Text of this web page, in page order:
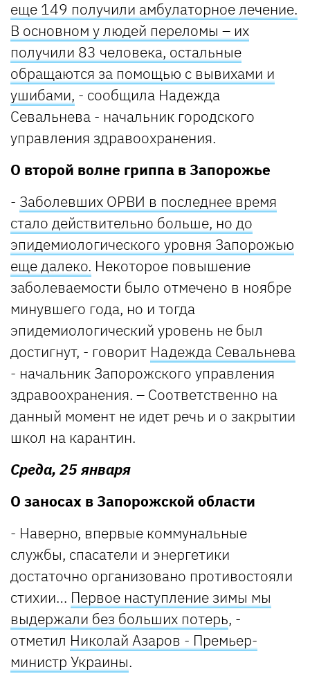
еще 149 получили амбулаторное лечение.
В основном у людей переломы – их
получили 83 человека, остальные
обращаются за помощью с вывихами и
ушибами, - сообщила Надежда
Севальнева - начальник городского
управления здравоохранения.
О второй волне гриппа в Запорожье
- Заболевших ОРВИ в последнее время
стало действительно больше, но до
эпидемиологического уровня Запорожью
еще далеко. Некоторое повышение
заболеваемости было отмечено в ноябре
минувшего года, но и тогда
эпидемиологический уровень не был
достигнут, - говорит Надежда Севальнева
- начальник Запорожского управления
здравоохранения. – Соответственно на
данный момент не идет речь и о закрытии
школ на карантин.
Среда, 25 января
О заносах в Запорожской области
- Наверно, впервые коммунальные
службы, спасатели и энергетики
достаточно организовано противостояли
стихии… Первое наступление зимы мы
выдержали без больших потерь, -
отметил Николай Азаров - Премьер-
министр Украины.